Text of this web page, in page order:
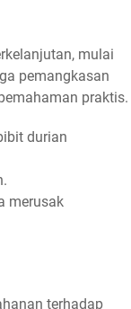
mulai
pemangkasan
praktis.
durian
merusak
terhadap